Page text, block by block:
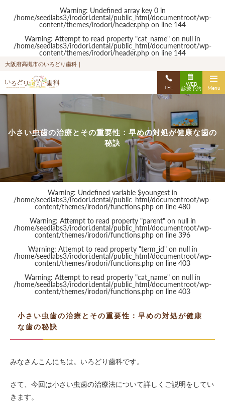
Warning: Undefined array key 0 in
/home/seedlabs3/irodori.dental/public_html/documentroot/wp-
content/themes/irodori/header.php on line 144
Warning: Attempt to read property "cat_name" on null in
/home/seedlabs3/irodori.dental/public_html/documentroot/wp-
content/themes/irodori/header.php on line 144
大阪府高槻市のいろどり歯科｜
TEL
WEB
診療予約 Menu
小さい虫歯の治療とその重要性：早めの対処が健康な歯の
秘訣
Warning: Undefined variable $youngest in
/home/seedlabs3/irodori.dental/public_html/documentroot/wp-
content/themes/irodori/functions.php on line 480
Warning: Attempt to read property "parent" on null in
/home/seedlabs3/irodori.dental/public_html/documentroot/wp-
content/themes/irodori/functions.php on line 396
Warning: Attempt to read property "term_id" on null in
/home/seedlabs3/irodori.dental/public_html/documentroot/wp-
content/themes/irodori/functions.php on line 403
Warning: Attempt to read property "cat_name" on null in
/home/seedlabs3/irodori.dental/public_html/documentroot/wp-
content/themes/irodori/functions.php on line 403
小さい虫歯の治療とその重要性：早めの対処が健康
な歯の秘訣
みなさんこんにちは。いろどり歯科です。
さて、今回は小さい虫歯の治療法について詳しくご説明をしてい
きます。